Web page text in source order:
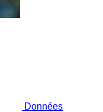
Données